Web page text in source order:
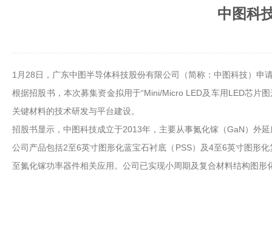
中图科
1月28日，广东中图半导体科技股份有限公司（简称：中图科技）申
根据招股书，本次募集资金拟用于“Mini/Micro LED及车用LED芯片
关键材料的技术研发与平台建设。
招股书显示，中图科技成立于2013年，主要从事氮化镓（GaN）外
公司产品包括2至6英寸图形化蓝宝石衬底（PSS）及4至6英寸图形
至氮化镓功率器件相关应用。公司已实现小周期及复合材料结构图